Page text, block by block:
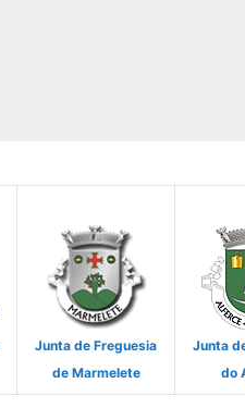
Junta de Freguesia
de Marmelete
Junta
do